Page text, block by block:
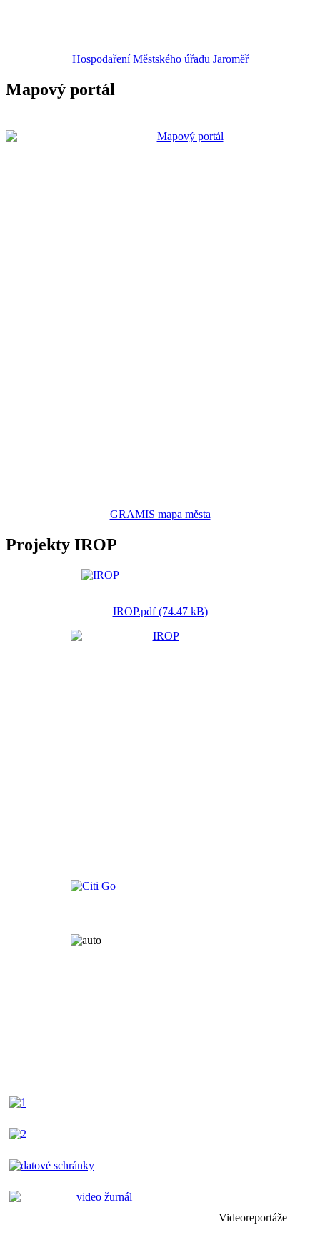
Hospodaření Městského úřadu Jaroměř
Mapový portál
GRAMIS mapa města
Projekty IROP
IROP.pdf (74.47 kB)
Videoreportáže